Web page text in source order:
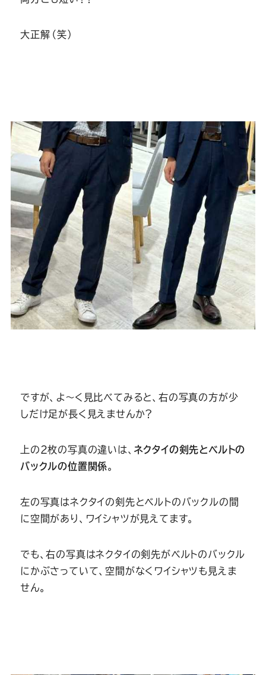
大正解（笑）
ですが、よ～く見比べてみると、右の写真の方が少
しだけ足が長く見えませんか？
上の2枚の写真の違いは、 ネクタイの剣先とベルトの
バックルの位置関係。
左の写真はネクタイの剣先とベルトのバックルの間
に空間があり、ワイシャツが見えてます。
でも、右の写真はネクタイの剣先がベルトのバックル
にかぶさっていて、空間がなくワイシャツも見えま
せん。